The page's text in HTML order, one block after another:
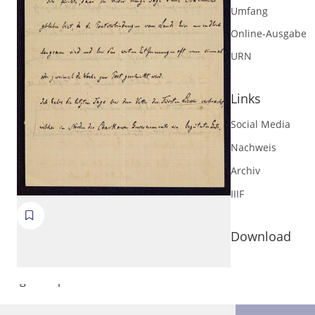
Volltext und Inhaltsverzeichnis
Umfang
Online-Ausgabe
URN
Links
Social Media
Nachweis
Archiv
IIIF
Download